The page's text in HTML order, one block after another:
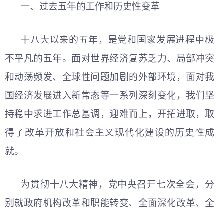
一、过去五年的工作和历史性变革
十八大以来的五年，是党和国家发展进程中极
不平凡的五年。面对世界经济复苏乏力、局部冲突
和动荡频发、全球性问题加剧的外部环境，面对我
国经济发展进入新常态等一系列深刻变化，我们坚
持稳中求进工作总基调，迎难而上，开拓进取，取
得了改革开放和社会主义现代化建设的历史性成
就。
为贯彻十八大精神，党中央召开七次全会，分
别就政府机构改革和职能转变、全面深化改革、全